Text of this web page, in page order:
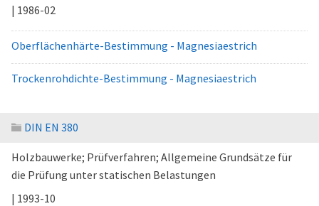
| 1986-02
Oberflächenhärte-Bestimmung - Magnesiaestrich
Trockenrohdichte-Bestimmung - Magnesiaestrich
DIN EN 380
Holzbauwerke; Prüfverfahren; Allgemeine Grundsätze für
die Prüfung unter statischen Belastungen
| 1993-10